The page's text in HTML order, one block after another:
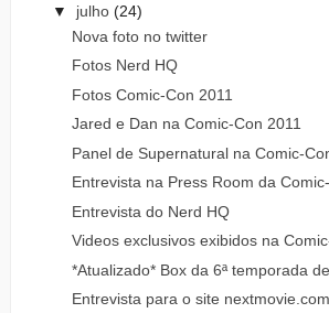
▼ julho (24)
Nova foto no twitter
Fotos Nerd HQ
Fotos Comic-Con 2011
Jared e Dan na Comic-Con 2011
Panel de Supernatural na Comic-
Entrevista na Press Room da
Entrevista do Nerd HQ
Videos exclusivos exibidos na
*Atualizado* Box da 6ª temporada
Entrevista para o site nextmovie.com